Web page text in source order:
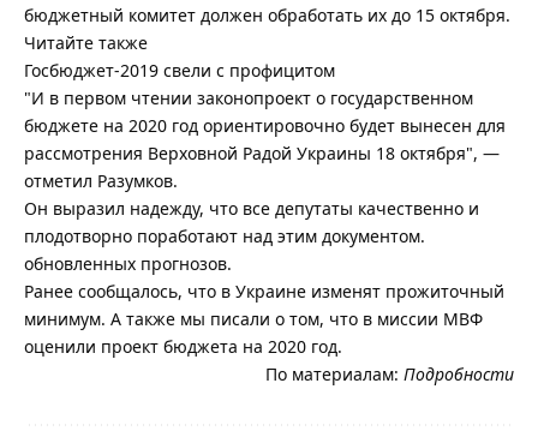
бюджетный комитет должен обработать их до 15 октября.
Читайте также
Госбюджет-2019 свели с профицитом
"И в первом чтении законопроект о государственном
бюджете на 2020 год ориентировочно будет вынесен для
рассмотрения Верховной Радой Украины 18 октября", —
отметил Разумков.
Он выразил надежду, что все депутаты качественно и
плодотворно поработают над этим документом.
обновленных прогнозов.
Ранее сообщалось, что в Украине изменят прожиточный
минимум. А также мы писали о том, что в миссии МВФ
оценили проект бюджета на 2020 год.
По материалам: Подробности